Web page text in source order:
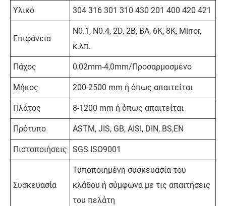
Υλικό 304 316 301 310 430 201 400 420 421
Επιφάνεια
N0.1, N0.4, 2D, 2B, BA, 6K, 8K, Mirror,
κ.λπ.
Πάχος 0,02mm-4,0mm/Προσαρμοσμένο
Μήκος 200-2500 mm ή όπως απαιτείται
Πλάτος 8-1200 mm ή όπως απαιτείται
Πρότυπο ASTM, JIS, GB, AISI, DIN, BS,EN
Πιστοποιήσεις SGS ISO9001
Συσκευασία
Τυποποιημένη συσκευασία του
κλάδου ή σύμφωνα με τις απαιτήσεις
του πελάτη